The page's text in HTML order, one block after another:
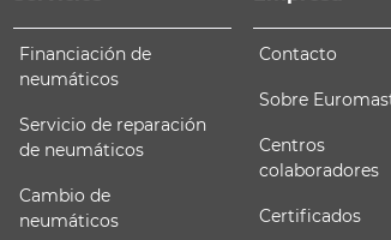
Financiación de
neumáticos
Servicio de reparación
de neumáticos
Cambio de
neumáticos
Contacto
Sobre
Centros
colaboradores
Certificados